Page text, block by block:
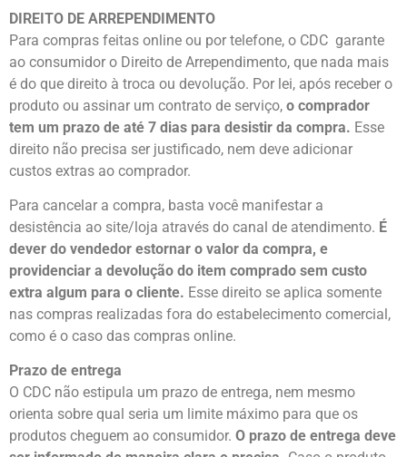
DIREITO DE ARREPENDIMENTO
Para compras feitas online ou por telefone, o CDC garante
ao consumidor o Direito de Arrependimento, que nada mais
é do que direito à troca ou devolução. Por lei, após receber o
produto ou assinar um contrato de serviço, o comprador
tem um prazo de até 7 dias para desistir da compra. Esse
direito não precisa ser justificado, nem deve adicionar
custos extras ao comprador.
Para cancelar a compra, basta você manifestar a
desistência ao site/loja através do canal de atendimento. É
dever do vendedor estornar o valor da compra, e
providenciar a devolução do item comprado sem custo
extra algum para o cliente. Esse direito se aplica somente
nas compras realizadas fora do estabelecimento comercial,
como é o caso das compras online.
Prazo de entrega
O CDC não estipula um prazo de entrega, nem mesmo
orienta sobre qual seria um limite máximo para que os
produtos cheguem ao consumidor. O prazo de entrega deve